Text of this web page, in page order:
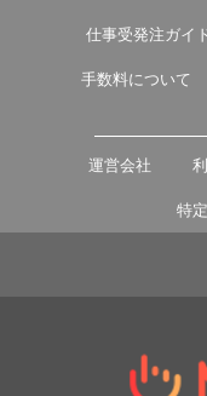
仕事受発注ガイ
手数料について
運営会社
特